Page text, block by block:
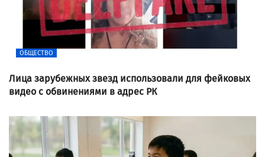
ОБЩЕСТВО
Лица зарубежных звезд использовали для фейковых
видео с обвинениями в адрес РК